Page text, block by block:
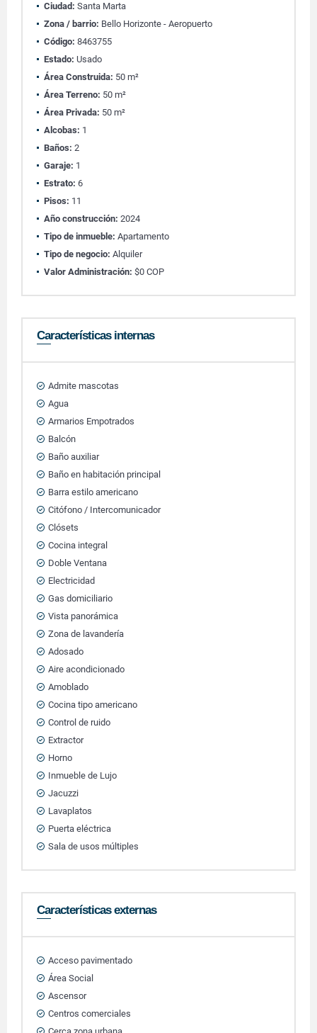
Ciudad: Santa Marta
Zona / barrio: Bello Horizonte - Aeropuerto
Código: 8463755
Estado: Usado
Área Construida: 50 m²
Área Terreno: 50 m²
Área Privada: 50 m²
Alcobas: 1
Baños: 2
Garaje: 1
Estrato: 6
Pisos: 11
Año construcción: 2024
Tipo de inmueble: Apartamento
Tipo de negocio: Alquiler
Valor Administración: $0 COP
Características internas
Admite mascotas
Agua
Armarios Empotrados
Balcón
Baño auxiliar
Baño en habitación principal
Barra estilo americano
Citófono / Intercomunicador
Clósets
Cocina integral
Doble Ventana
Electricidad
Gas domiciliario
Vista panorámica
Zona de lavandería
Adosado
Aire acondicionado
Amoblado
Cocina tipo americano
Control de ruido
Extractor
Horno
Inmueble de Lujo
Jacuzzi
Lavaplatos
Puerta eléctrica
Sala de usos múltiples
Características externas
Acceso pavimentado
Área Social
Ascensor
Centros comerciales